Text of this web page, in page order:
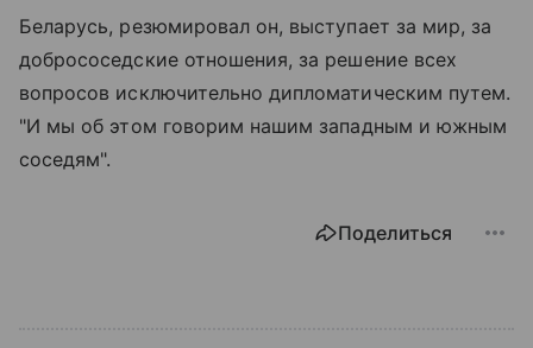
Беларусь, резюмировал он, выступает за мир, за
добрососедские отношения, за решение всех
вопросов исключительно дипломатическим путем.
"И мы об этом говорим нашим западным и южным
соседям".
Поделиться